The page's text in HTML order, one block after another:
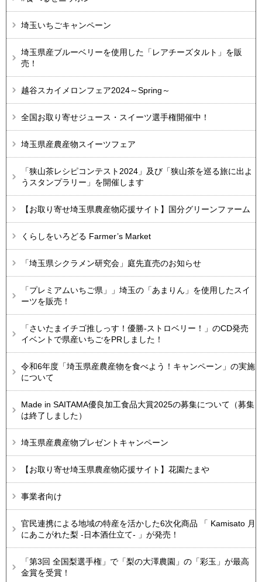
埼玉いちごキャンペーン
埼玉県産ブルーベリーを使用した「レアチーズタルト」を販
売！​​​​​​
越谷スカイメロンフェア2024～Spring～
全国お取り寄せジュース・スイーツ選手権開催中！
埼玉県産農産物スイーツフェア
「狭山茶レシピコンテスト2024」及び「狭山茶を巡る旅に出よ
うスタンプラリー」を開催します
【お取り寄せ埼玉県農産物応援サイト】国分グリーンファーム
くらしをいろどる Farmer’s Market
「埼玉県シクラメン研究会」庭先直売のお知らせ
「プレミアムいちご県」」埼玉の「あまりん」を使用したスイ
ーツを販売！
「さいたまイチゴ推しっす！優勝-ストロベリー！」のCD発売
イベントで県産いちごをPRしました！
令和6年度「埼玉県産農産物を食べよう！キャンペーン」の実施
について
Made in SAITAMA優良加工食品大賞2025の募集について（募集
は終了しました）
埼玉県産農産物プレゼントキャンペーン
【お取り寄せ埼玉県農産物応援サイト】花園たまや
事業者向け
官民連携による地域の特産を活かした6次化商品 「 Kamisato 月
にあこがれた梨 -日本酒仕立て- 」が発売！
「第3回 全国梨選手権」で「梨の大澤農園」の「彩玉」が最高
金賞を受賞！